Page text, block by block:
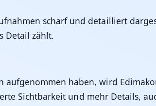
scharf und detailliert
Detail zählt.
aufgenommen haben, wird
Sichtbarkeit und mehr Details,